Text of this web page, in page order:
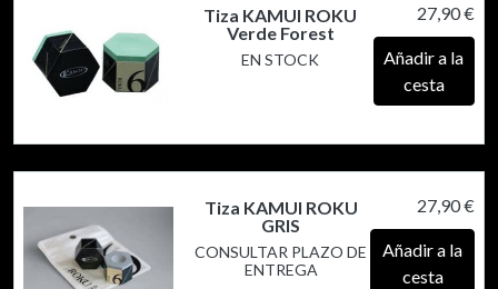
Tiza KAMUI ROKU
Verde Forest
EN STOCK
27,90 €
Añadir a la
cesta
Tiza KAMUI ROKU
GRIS
CONSULTAR PLAZO DE
ENTREGA
27,90 €
Añadir a la
cesta